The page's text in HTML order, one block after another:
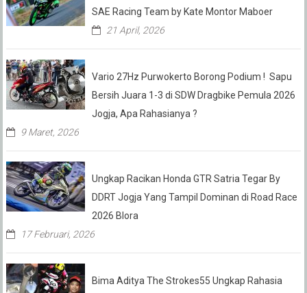
SAE Racing Team by Kate Montor Maboer
21 April, 2026
Vario 27Hz Purwokerto Borong Podium ! Sapu
Bersih Juara 1-3 di SDW Dragbike Pemula 2026
Jogja, Apa Rahasianya ?
9 Maret, 2026
Ungkap Racikan Honda GTR Satria Tegar By
DDRT Jogja Yang Tampil Dominan di Road Race
2026 Blora
17 Februari, 2026
Bima Aditya The Strokes55 Ungkap Rahasia